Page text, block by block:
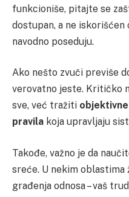
funkcioniše, pitajte se
dostupan, a ne
navodno poseduju.
Ako nešto zvuči previše
verovatno jeste. Kritičko
sve, već tražiti
pravila koja upravljaju
Takođe, važno je da
sreće. U nekim oblastima
građenja odnosa – vaš